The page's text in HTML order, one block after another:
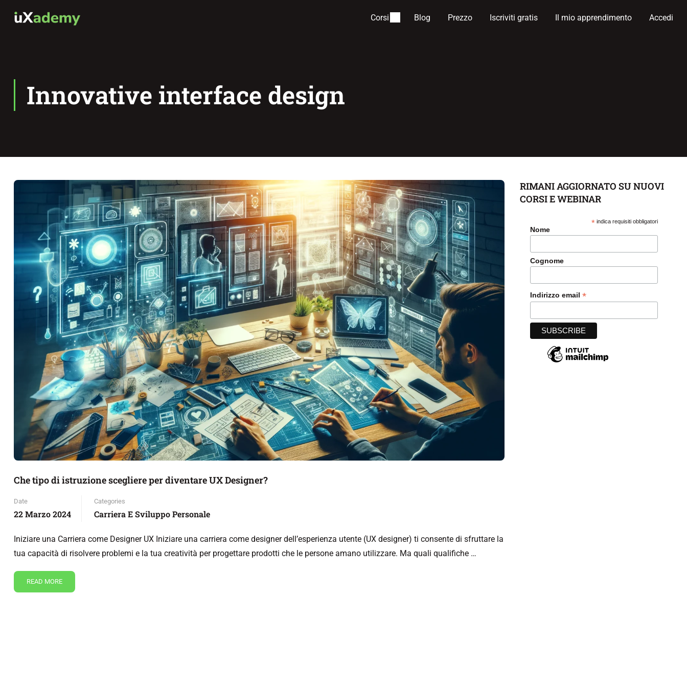
Corsi Blog Prezzo Iscriviti gratis Il mio apprendimento Accedi
Innovative interface design
Che tipo di istruzione scegliere per diventare UX Designer?
Date
22 Marzo 2024
Categories
Carriera E Sviluppo Personale
Iniziare una Carriera come Designer UX Iniziare una carriera come designer dell’esperienza utente (UX designer) ti consente di sfruttare la
tua capacità di risolvere problemi e la tua creatività per progettare prodotti che le persone amano utilizzare. Ma quali qualifiche …
READ MORE
RIMANI AGGIORNATO SU NUOVI
CORSI E WEBINAR
*indica requisiti obbligatori
Nome
Cognome
Indirizzo email *